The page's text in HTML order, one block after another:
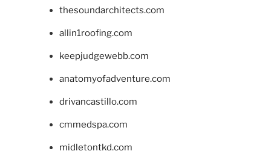
thesoundarchitects.com
allin1roofing.com
keepjudgewebb.com
anatomyofadventure.com
drivancastillo.com
cmmedspa.com
midletontkd.com